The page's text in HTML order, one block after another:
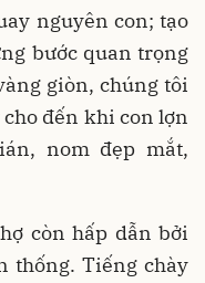
nguyên con; tạo
bước quan trọng
giòn, chúng tôi
đến khi con lợn
nom đẹp mắt,
còn hấp dẫn bởi
thống. Tiếng chày